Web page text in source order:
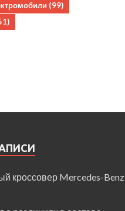
(99)
кроссовер Mercedes-Benz